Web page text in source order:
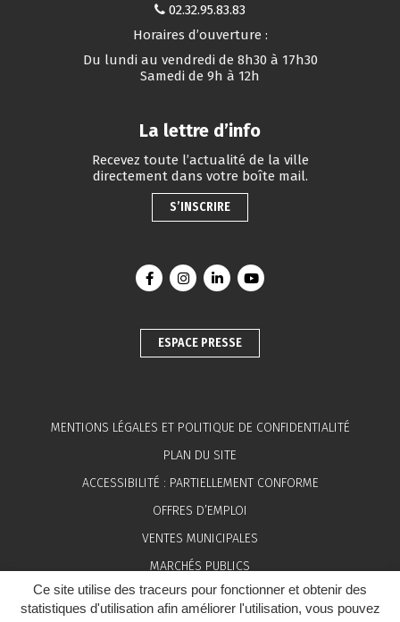
Ce site utilise des traceurs pour fonctionner et obtenir des
statistiques d'utilisation afin améliorer l'utilisation, vous pouvez
02.32.95.83.83
Horaires d’ouverture :
Du lundi au vendredi de 8h30 à 17h30
Samedi de 9h à 12h
La lettre d’info
Recevez toute l’actualité de la ville
directement dans votre boîte mail.
S’INSCRIRE
Lien vers le compte Facebook
Lien vers le compte Instagram
Lien vers le compte Linkedin
Lien vers la chaîne
ESPACE PRESSE
MENTIONS LÉGALES ET POLITIQUE DE CONFIDENTIALITÉ
PLAN DU SITE
ACCESSIBILITÉ : PARTIELLEMENT CONFORME
OFFRES D’EMPLOI
VENTES MUNICIPALES
MARCHÉS PUBLICS
ESPACE PRESSE